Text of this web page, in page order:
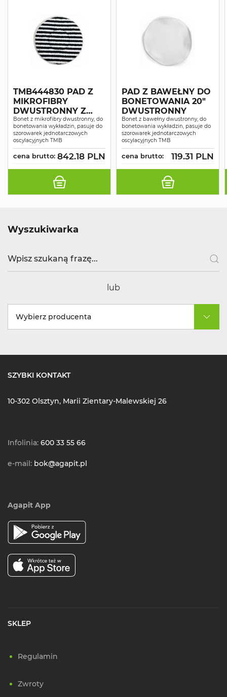
TMB444830 PAD Z
MIKROFIBRY
DWUSTRONNY Z
PASKAMI
POLIESTROWYMI DO
BONETOWANIA 17"
Bonet z mikrofibry dwustronny, do
bonetowania wykładzin, pasuje do
szorowarek jednotarczowych
oscylacyjnych TMB
cena brutto: 842.18 PLN
PAD Z BAWEŁNY DO
BONETOWANIA 20"
DWUSTRONNY
Bonet z bawełny dwustronny, do
bonetowania wykładzin, pasuje do
szorowarek jednotarczowych
oscylacyjnych TMB
cena brutto: 119.31 PLN
Wyszukiwarka
lub
Wybierz producenta
SZYBKI KONTAKT
10-302 Olsztyn, Marii Zientary-Malewskiej 26
Infolinia: 600 33 55 66
e-mail: bok@agapit.pl
Agapit App
SKLEP
Regulamin
Zwroty